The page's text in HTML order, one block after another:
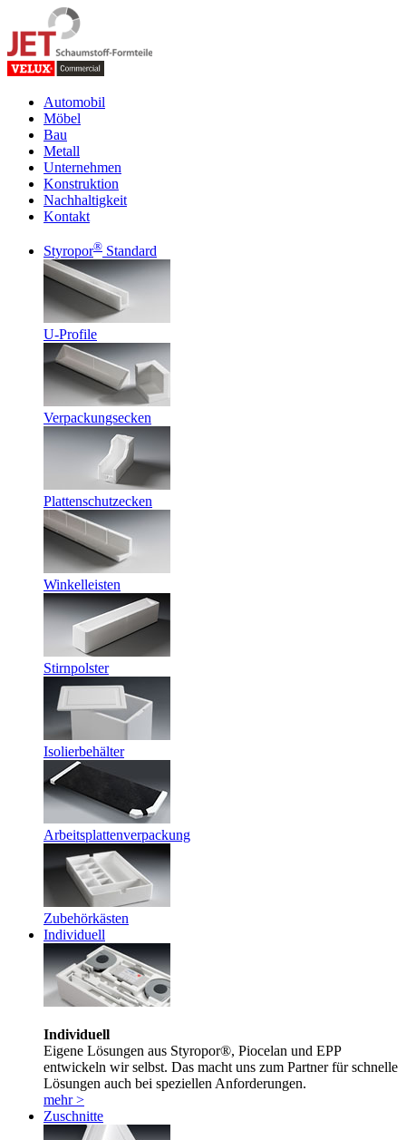
Automobil
Möbel
Bau
Metall
Unternehmen
Konstruktion
Nachhaltigkeit
Kontakt
Styropor® Standard
U-Profile
Verpackungsecken
Plattenschutzecken
Winkelleisten
Stirnpolster
Isolierbehälter
Arbeitsplattenverpackung
Zubehörkästen
Individuell
Individuell
Eigene Lösungen aus Styropor®, Piocelan und EPP
entwickeln wir selbst. Das macht uns zum Partner für schnelle
Lösungen auch bei speziellen Anforderungen.
mehr >
Zuschnitte